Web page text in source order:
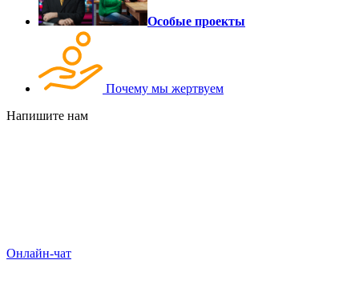
Особые проекты
Почему мы жертвуем
Напишите нам
Онлайн-чат